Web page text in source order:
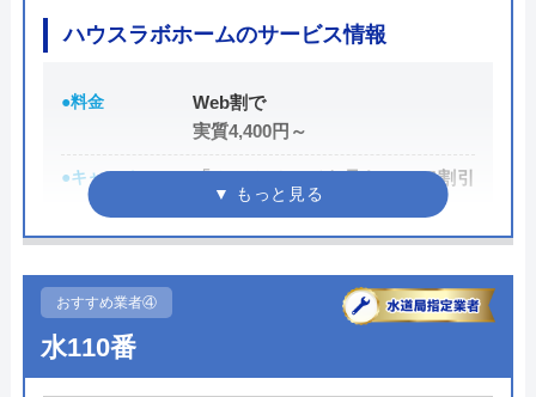
水道屋のイエロー
代表者 藤田 和彦
所在地
〒252-0142
神奈川県相模原市緑区元橋本町11-33
対応エリア
ハウスラボホームのサービス情報
●料金
Web割で
実質4,400円～
●キャンペーン
「ホームページを見た！」で割引
2,000円
●受付時間
●定休日
●出張見積もり 出張・見積もり無料
おすすめ業者④
水110番